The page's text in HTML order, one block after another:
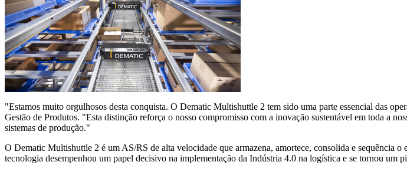
"Estamos muito orgulhosos desta conquista. O Dematic Multishuttle 2 tem sido uma parte essencial das
Gestão de Produtos. "Esta distinção reforça o nosso compromisso com a inovação sustentável em toda a
sistemas de produção."
O Dematic Multishuttle 2 é um AS/RS de alta velocidade que armazena, amortece, consolida e sequência
tecnologia desempenhou um papel decisivo na implementação da Indústria 4.0 na logística e se tornou um